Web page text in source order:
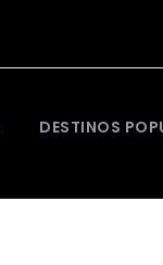
DESTINOS